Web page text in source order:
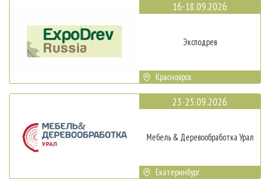
16-18.09.2026
Эксподрев
Красноярск
23-25.09.2026
Мебель & Деревообработка Урал
Екатеринбург